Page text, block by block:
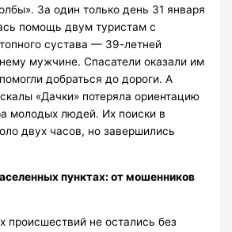
За один только день 31 января
помощь двум туристам с
сустава — 39-летней
мужчине. Спасатели оказали им
добраться до дороги. А
«Дачки» потеряла ориентацию
молодых людей. Их поиски в
двух часов, но завершились
пунктах: от мошенников
происшествий не остались без